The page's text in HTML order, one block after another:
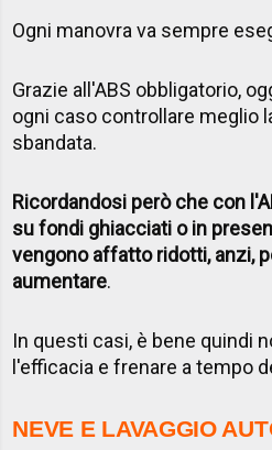
Ogni manovra va sempre
Grazie all'ABS obbligatorio,
ogni caso controllare meglio
sbandata.
Ricordandosi però che con
su fondi ghiacciati o in
vengono affatto ridotti, anzi,
aumentare.
In questi casi, è bene quindi
l'efficacia e frenare a tempo
NEVE E LAVAGGIO